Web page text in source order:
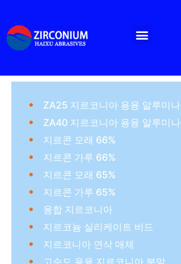
ZA25 지르코니아 용융 알루미나
ZA40 지르코니아 용융 알루미나
지르콘 모래 66%
지르콘 가루 66%
지르콘 모래 65%
지르콘 가루 65%
융합 지르코니아
지르코늄 실리케이트 비드
지르코니아 연삭 매체
고순도 용융 지르코니아 분말